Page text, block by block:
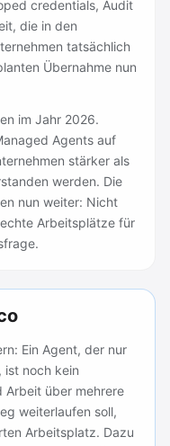
credentials, Audit
die in den
tatsächlich
Übernahme nun
im Jahr 2026.
Agents auf
stärker als
werden. Die
nun weiter: Nicht
Arbeitsplätze für
Ein Agent, der nur
ist noch kein
Arbeit über mehrere
weiterlaufen soll,
Arbeitsplatz. Dazu